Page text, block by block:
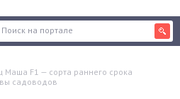
Маша F1 — сорта раннего срока
садоводов